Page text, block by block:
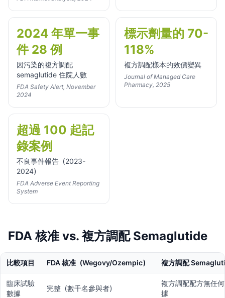
2024 年單一事
件 28 例
因污染的複方調配
semaglutide 住院人數
FDA Safety Alert, November
2024
標示劑量的 70-
118%
複方調配樣本的效價變異
Journal of Managed Care
Pharmacy, 2025
超過 100 起記
錄案例
不良事件報告（2023-
2024）
FDA Adverse Event Reporting
System
FDA 核准 vs. 複方調配 Semaglutide
比較項目 FDA 核准（Wegovy/Ozempic） 複方調配
臨床試驗
數據
完整（數千名參與者）
複方調配配方無任
據